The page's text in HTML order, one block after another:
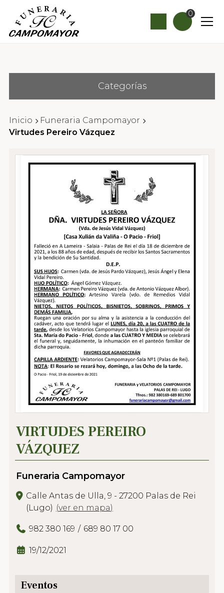
0
Categorías
Inicio
Funeraria Campomayor
Virtudes Pereiro Vázquez
VIRTUDES PEREIRO
VÁZQUEZ
Funeraria Campomayor
Calle Antas de Ulla, 9 - 27200 Palas de Rei
(Lugo) (ver en mapa)
982 380 169 689 80 17 00
19/12/2021
Eventos